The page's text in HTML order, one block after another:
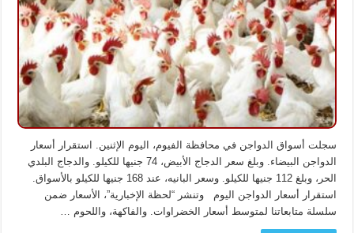
اليوم
مغلقة
سجلت أسواق الدواجن في محافظة الفيوم، اليوم الإثنين. استقرار أسعار
الدواجن البيضاء. وبلغ سعر الدجاج الأبيض، 74 جنيها للكيلو. والدجاج البلدي
الحر، وبلغ 112 جنيها للكيلو. وسعر البانيه، عند 168 جنيها للكيلو بالأسواق.
استقرار أسعار الدواجن اليوم وتنشر “لحظة الإخبارية”، الأسعار ضمن
سلسلة متابعاتنا لمتوسط أسعار الخضراوات. والفاكهة، واللحوم …